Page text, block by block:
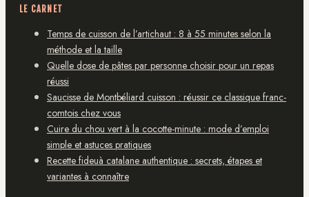
LE CARNET
Temps de cuisson de l’artichaut : 8 à 55 minutes selon la
méthode et la taille
Quelle dose de pâtes par personne choisir pour un repas
réussi
Saucisse de Montbéliard cuisson : réussir ce classique franc-
comtois chez vous
Cuire du chou vert à la cocotte-minute : mode d’emploi
simple et astuces pratiques
Recette fideuà catalane authentique : secrets, étapes et
variantes à connaître